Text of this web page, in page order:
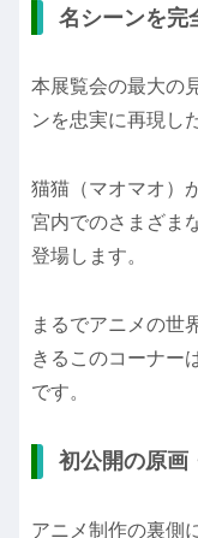
名シーンを完
本展覧会の最大の
ンを忠実に再現し
猫猫（マオマオ）
宮内でのさまざま
登場します。
まるでアニメの世
きるこのコーナー
です。
初公開の原画
アニメ制作の裏側